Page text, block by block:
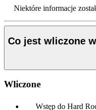
Niektóre informacje
Co jest wliczone
Wliczone
Wstęp do Hard